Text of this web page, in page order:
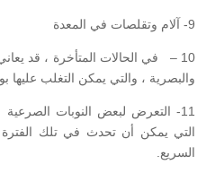
9- آلام وتقلصات في المعدة
10 – في الحالات المتأخرة ، قد
والبصرية ، والتي يمكن التغلب
11- التعرض لبعض النوبات
التي يمكن أن تحدث في تلك
السريع.